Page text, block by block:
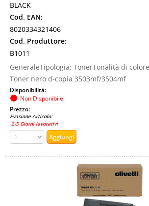
BLACK
Cod. EAN:
8020334321406
Cod. Produttore:
B1011
GeneraleTipologia: TonerTonalità di
Toner nero d-copia 3503mf/3504mf
Disponibilità:
Non Disponibile
Prezzo:
Evasione Articolo:
2-5 Giorni lavorativi